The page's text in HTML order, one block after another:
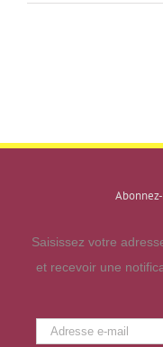
Saisissez votre
et recevoir une
Adresse